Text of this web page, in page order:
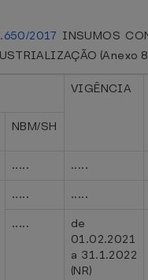
2017 INSUMOS
(Anexo
VIGÊNCIA
NBM/SH
.....
.....
.....
.....
.....
de
01.02.2021
a 31.1.2022
(NR)